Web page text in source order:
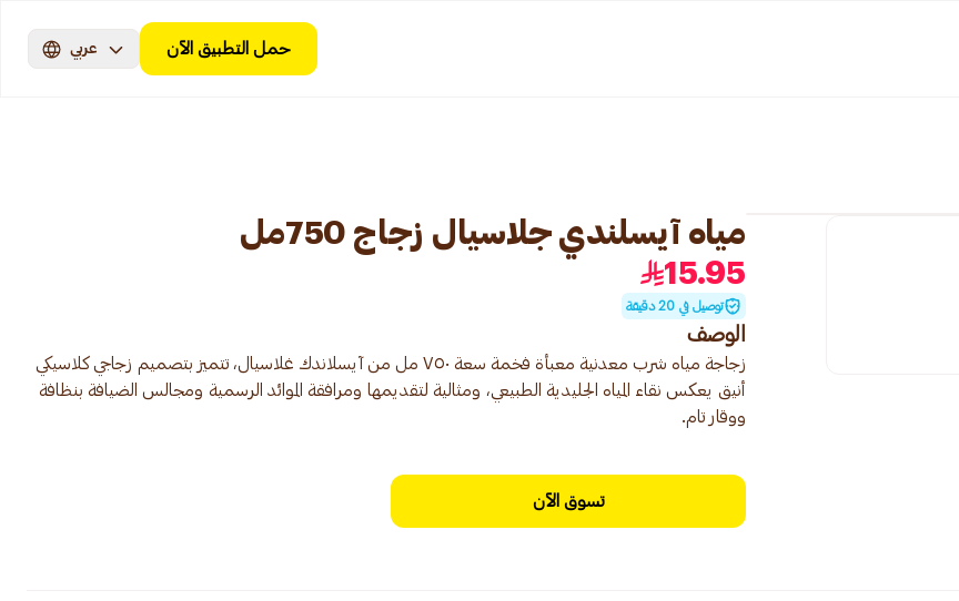
حمل التطبيق الآن عربي
مياه آيسلندي جلاسيال زجاج 750مل
15.95
توصيل في 20 دقيقة
الوصف
زجاجة مياه شرب معدنية معبأة فخمة سعة ٧٥٠ مل من آيسلاندك غلاسيال، تتميز بتصميم زجاجي كلاسيكي
أنيق يعكس نقاء المياه الجليدية الطبيعي، ومثالية لتقديمها ومرافقة الموائد الرسمية ومجالس الضيافة بنظافة
ووقار تام.
تسوق الآن